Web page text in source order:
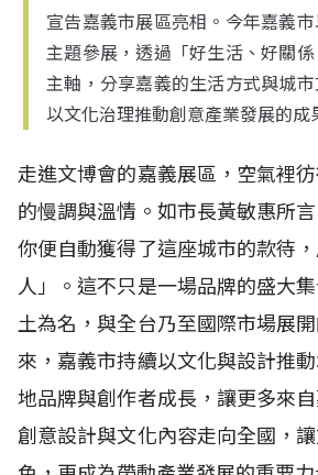
宣告嘉義市展區亮相。今年嘉義
主題參展，透過「好生活、好關
主軸，分享嘉義的生活方式與城
以文化治理推動創意產業發展的成
走進文博會的嘉義展區，空氣裡
的慢調與溫情。如市長黃敏惠所
你便自動獲得了這座城市的款待
人」。這不只是一場品牌的盛大
土為名，與全台乃至國際市場展
來，嘉義市持續以文化與設計推
地品牌與創作者成長，讓更多來
創意設計與文化內容走向全國，